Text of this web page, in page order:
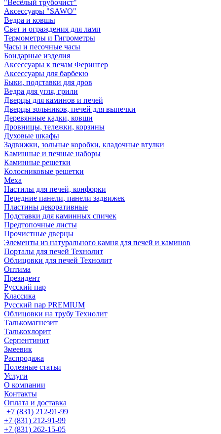
"Весёлый трубочист"
Аксессуары "SAWO"
Ведра и ковшы
Свет и ограждения для ламп
Термометры и Гигрометры
Часы и песочные часы
Бондарные изделия
Аксессуары к печам Ферингер
Аксессуары для барбекю
Быки, подставки для дров
Ведра для угля, грили
Дверцы для каминов и печей
Дверцы зольников, печей для выпечки
Деревянные кадки, ковши
Дровницы, тележки, корзины
Духовые шкафы
Задвижки, зольные коробки, кладочные втулки
Каминные и печные наборы
Каминные решетки
Колосниковые решетки
Меха
Настилы для печей, конфорки
Передние панели, панели задвижек
Пластины декоративные
Подставки для каминных спичек
Предтопочные листы
Прочистные дверцы
Элементы из натурального камня для печей и каминов
Порталы для печей Технолит
Облицовки для печей Технолит
Оптима
Президент
Русский пар
Классика
Русский пар PREMIUM
Облицовки на трубу Технолит
Талькомагнезит
Талькохлорит
Серпентинит
Змеевик
Распродажа
Полезные статьи
Услуги
О компании
Контакты
Оплата и доставка
+7 (831) 212-91-99
+7 (831) 212-91-99
+7 (831) 262-15-05